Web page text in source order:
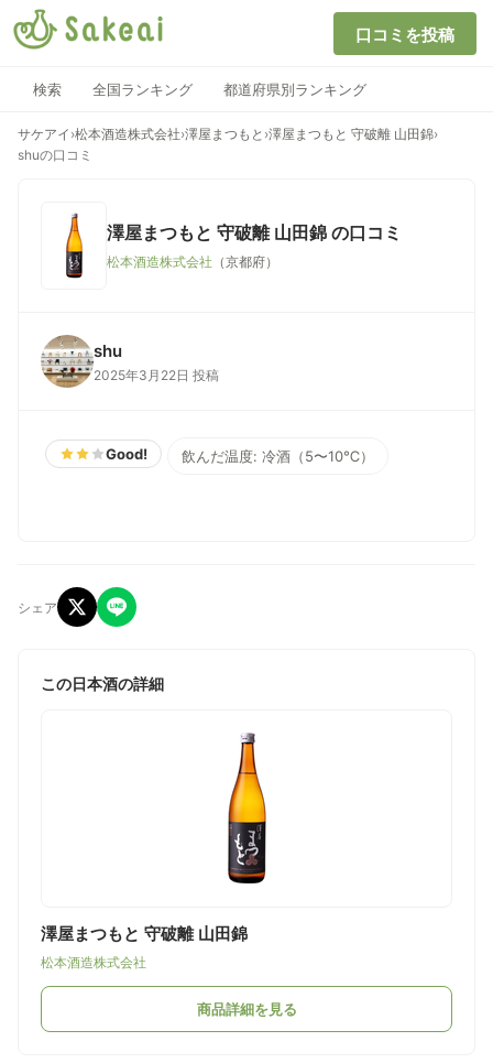
口コミを投稿
検索 全国ランキング 都道府県別ランキング
サケアイ ›松本酒造株式会社›澤屋まつもと ›澤屋まつもと 守破離 山田錦›
shuの口コミ
澤屋まつもと 守破離 山田錦 の口コミ
松本酒造株式会社 （京都府）
shu
2025年3月22日 投稿
Good! 飲んだ温度: 冷酒（5〜10℃）
シェア
この日本酒の詳細
澤屋まつもと 守破離 山田錦
松本酒造株式会社
商品詳細を見る